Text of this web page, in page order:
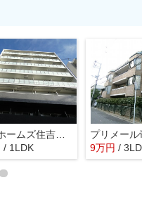
ウェルホームズ住吉大社
/ 1LDK
プリメール
9万円 /